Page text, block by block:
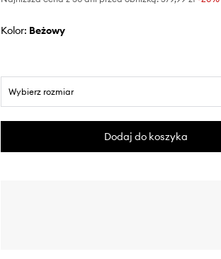
Kolor: beżowy
Wybierz rozmiar
Dodaj do koszyka